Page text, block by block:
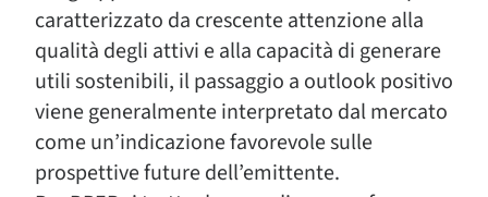
caratterizzato da crescente attenzione alla
qualità degli attivi e alla capacità di generare
utili sostenibili, il passaggio a outlook positivo
viene generalmente interpretato dal mercato
come un’indicazione favorevole sulle
prospettive future dell’emittente.